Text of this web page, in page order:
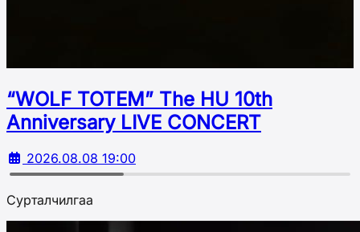
“WOLF TOTEM” The HU 10th
Аnniversary LIVE CONCERT
2026.08.08 19:00
Сурталчилгаа